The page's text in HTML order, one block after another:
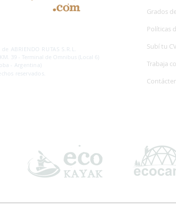
ABRIENDO RUTAS S.R.L.
39 - Terminal de Omnibus (Local 6)
- Argentina)
reservados.
Grados
Políticas
Subí tu CV
Trabaja